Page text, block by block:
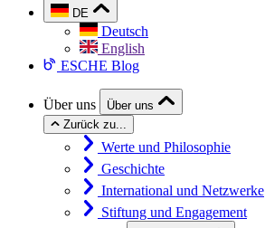
DE
Deutsch
English
ESCHE Blog
Über uns
Über uns
Zurück zu...
Werte und Philosophie
Geschichte
International und Netzwerke
Stiftung und Engagement